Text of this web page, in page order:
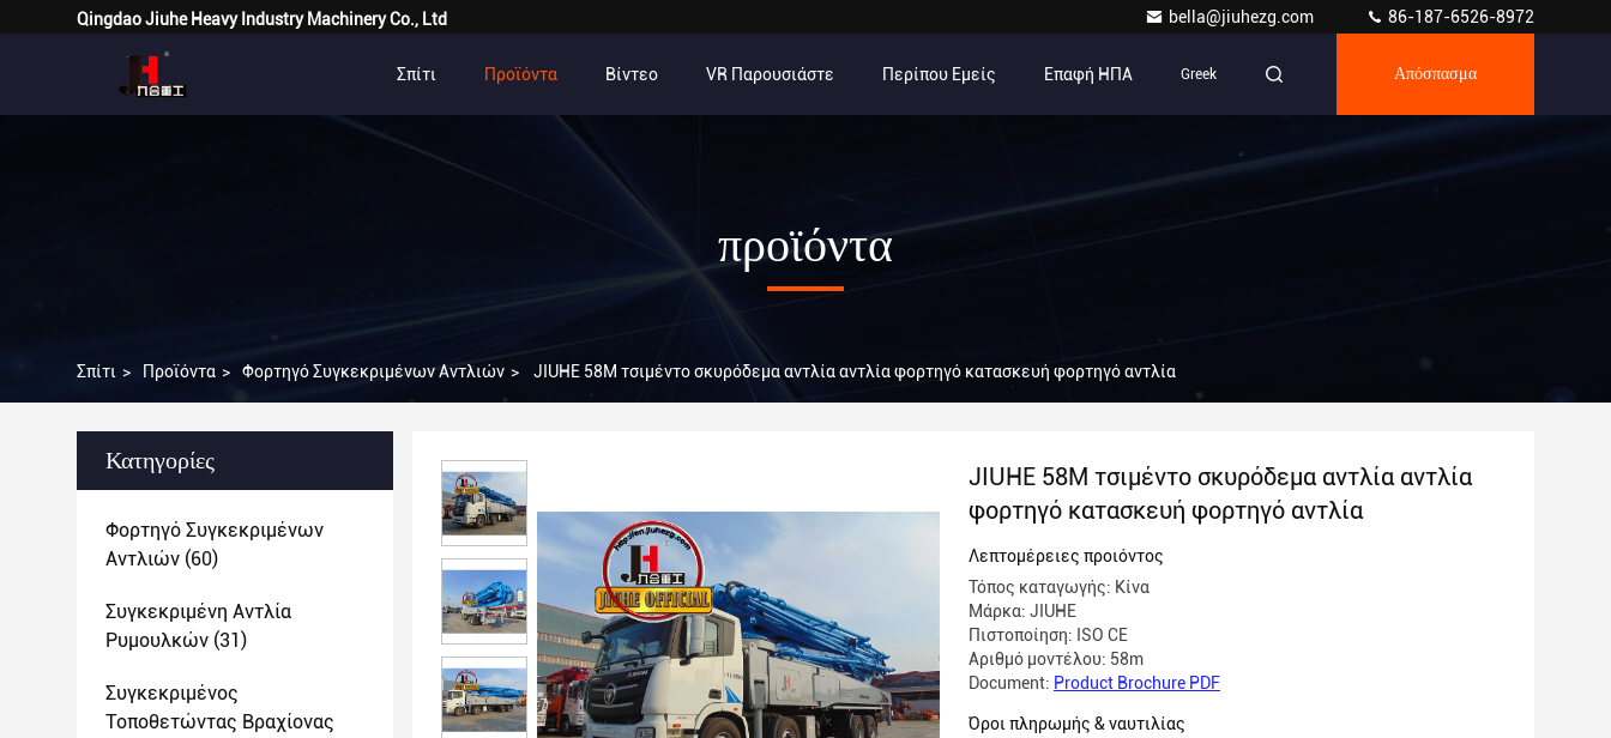
Qingdao Jiuhe Heavy Industry Machinery Co., Ltd bella@jiuhezg.com 86-187-6526-8972
Σπίτι Προϊόντα Βίντεο VR Παρουσιάστε Περίπου Εμείς Επαφή ΗΠΑ Greek Απόσπασμα
προϊόντα
Σπίτι > Προϊόντα > Φορτηγό Συγκεκριμένων Αντλιών > JIUHE 58M τσιμέντο σκυρόδεμα αντλία αντλία φορτηγό κατασκευή φορτηγό αντλία
Κατηγορίες
Φορτηγό Συγκεκριμένων
Αντλιών (60)
Συγκεκριμένη Αντλία
Ρυμουλκών (31)
Συγκεκριμένος
Τοποθετώντας Βραχίονας
JIUHE 58M τσιμέντο σκυρόδεμα αντλία αντλία
φορτηγό κατασκευή φορτηγό αντλία
Λεπτομέρειες προιόντος
Τόπος καταγωγής: Κίνα
Μάρκα: JIUHE
Πιστοποίηση: ISO CE
Αριθμό μοντέλου: 58m
Document: Product Brochure PDF
Όροι πληρωμής & ναυτιλίας